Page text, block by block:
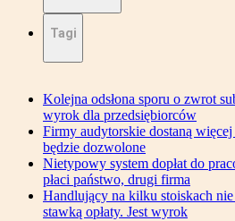
Tagi
Kolejna odsłona sporu o zwrot
wyrok dla przedsiębiorców
Firmy audytorskie dostaną
będzie dozwolone
Nietypowy system dopłat do
płaci państwo, drugi firma
Handlujący na kilku stoiskach
stawką opłaty. Jest wyrok